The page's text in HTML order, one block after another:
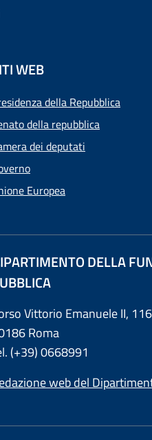
WEB
della Repubblica
della repubblica
dei deputati
Europea
DELLA
Vittorio Emanuele II, 116
Roma
(+39) 0668991
web del